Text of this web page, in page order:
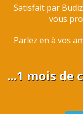
Satisfait par
vous
Parlez en à vos
...1 mois de